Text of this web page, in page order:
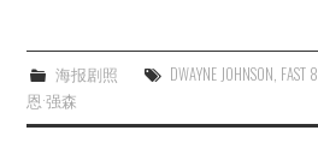
海报剧照 DWAYNE JOHNSON, FAST 8
恩·强森